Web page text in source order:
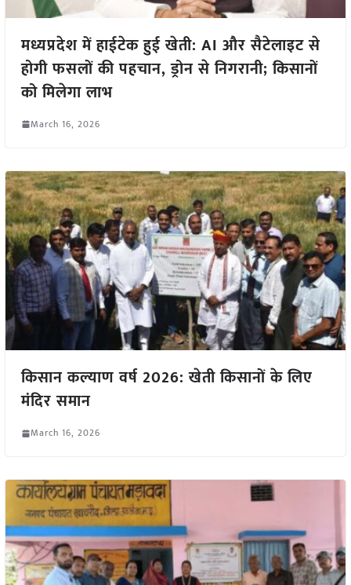
मध्यप्रदेश में हाईटेक हुई खेती: AI और सैटेलाइट से
होगी फसलों की पहचान, ड्रोन से निगरानी; किसानों
को मिलेगा लाभ
March 16, 2026
किसान कल्याण वर्ष 2026: खेती किसानों के लिए
मंदिर समान
March 16, 2026